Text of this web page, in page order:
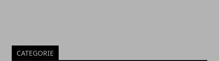
CATEGORIE